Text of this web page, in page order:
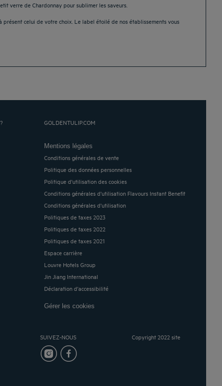
verre de Chardonnay pour sublimer les saveurs.
celui de votre choix. Le label étoilé de nos établissements vous
GOLDENTULIP.COM
Mentions légales
Conditions générales de vente
Politique des données personnelles
Politique d'utilisation des cookies
Conditions générales d'utilisation Flavours Instant Benefit
Conditions générales d'utilisation
Politiques de taxes 2023
Politiques de taxes 2022
Politiques de taxes 2021
Espace carrière
Louvre Hotels Group
Jin Jiang International
Déclaration d'accessibilité
Gérer les cookies
SUIVEZ-NOUS Copyright 2022 site